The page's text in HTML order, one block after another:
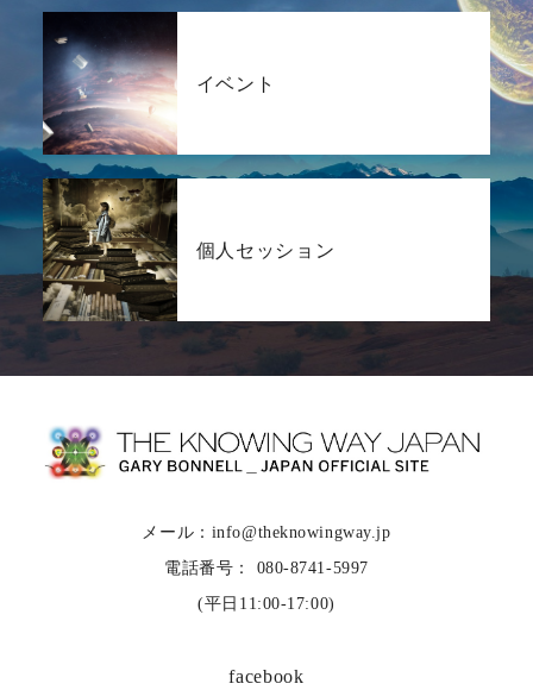
イベント
個人セッション
メール：info@theknowingway.jp
電話番号： 080-8741-5997
(平日11:00-17:00)
facebook